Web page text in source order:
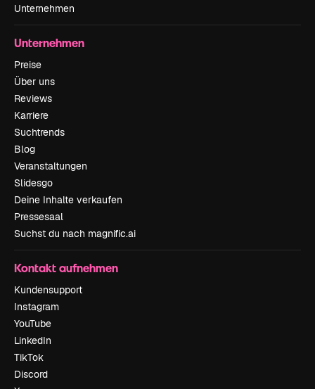
Unternehmen
Unternehmen
Preise
Über uns
Reviews
Karriere
Suchtrends
Blog
Veranstaltungen
Slidesgo
Deine Inhalte verkaufen
Pressesaal
Suchst du nach magnific.ai
Kontakt aufnehmen
Kundensupport
Instagram
YouTube
LinkedIn
TikTok
Discord